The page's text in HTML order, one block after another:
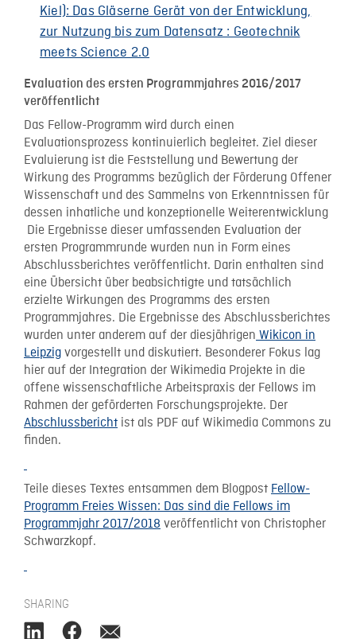
Kiel): Das Gläserne Gerät von der Entwicklung,
zur Nutzung bis zum Datensatz : Geotechnik
meets Science 2.0
Evaluation des ersten Programmjahres 2016/2017
veröffentlicht
Das Fellow-Programm wird durch einen
Evaluationsprozess kontinuierlich begleitet. Ziel dieser
Evaluierung ist die Feststellung und Bewertung der
Wirkung des Programms bezüglich der Förderung Offener
Wissenschaft und des Sammelns von Erkenntnissen für
dessen inhatliche und konzeptionelle Weiterentwicklung
Die Ergebnisse dieser umfassenden Evaluation der
ersten Programmrunde wurden nun in Form eines
Abschlussberichtes veröffentlicht. Darin enthalten sind
eine Übersicht über beabsichtigte und tatsächlich
erzielte Wirkungen des Programms des ersten
Programmjahres. Die Ergebnisse des Abschlussberichtes
wurden unter anderem auf der diesjährigenWikicon in
Leipzig vorgestellt und diskutiert. Besonderer Fokus lag
hier auf der Integration der Wikimedia Projekte in die
offene wissenschaftliche Arbeitspraxis der Fellows im
Rahmen der geförderten Forschungsprojekte. Der
Abschlussbericht ist als PDF auf Wikimedia Commons zu
finden.
Teile dieses Textes entsammen dem Blogpost Fellow-
Programm Freies Wissen: Das sind die Fellows im
Programmjahr 2017/2018 veröffentlicht von Christopher
Schwarzkopf.
SHARING